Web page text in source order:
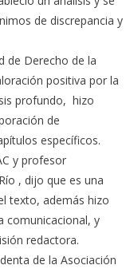
de discrepancia y
de Derecho de la
positiva por la
profundo, hizo
de
específicos.
y profesor
, dijo que es una
texto, además hizo
comunicacional, y
redactora.
de la Asociación